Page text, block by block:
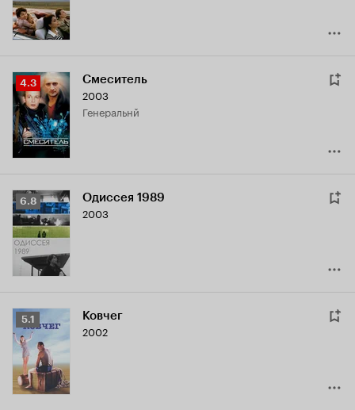
Рейтинг
Кинопоиска
4.3
4.3 Смеситель
2003
генеральнй
Рейтинг
Кинопоиска
6.8
6.8 Одиссея 1989
2003
Рейтинг
Кинопоиска
5.1
5.1 Ковчег
2002